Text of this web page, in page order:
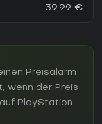
39,99 €
Preisalarm
wenn der Preis
PlayStation